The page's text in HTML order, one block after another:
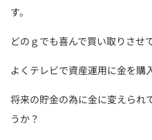
す。
どのｇでも喜んで買い取りさせ
よくテレビで資産運用に金を購
将来の貯金の為に金に変えられ
うか？